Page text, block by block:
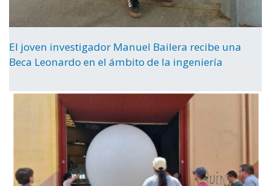
El joven investigador Manuel Bailera recibe una
Beca Leonardo en el ámbito de la ingeniería